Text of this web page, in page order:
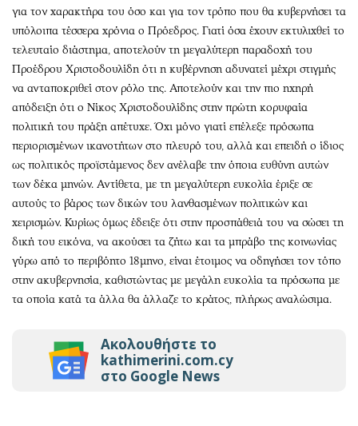
για τον χαρακτήρα του όσο και για τον τρόπο που θα κυβερνήσει τα
υπόλοιπα τέσσερα χρόνια ο Πρόεδρος. Γιατί όσα έχουν εκτυλιχθεί το
τελευταίο διάστημα, αποτελούν τη μεγαλύτερη παραδοχή του
Προέδρου Χριστοδουλίδη ότι η κυβέρνηση αδυνατεί μέχρι στιγμής
να ανταποκριθεί στον ρόλο της. Αποτελούν και την πιο ηχηρή
απόδειξη ότι ο Νίκος Χριστοδουλίδης στην πρώτη κορυφαία
πολιτική του πράξη απέτυχε. Όχι μόνο γιατί επέλεξε πρόσωπα
περιορισμένων ικανοτήτων στο πλευρό του, αλλά και επειδή ο ίδιος
ως πολιτικός προϊστάμενος δεν ανέλαβε την όποια ευθύνη αυτών
των δέκα μηνών. Αντίθετα, με τη μεγαλύτερη ευκολία έριξε σε
αυτούς το βάρος των δικών του λανθασμένων πολιτικών και
χειρισμών. Κυρίως όμως έδειξε ότι στην προσπάθειά του να σώσει τη
δική του εικόνα, να ακούσει τα ζήτω και τα μπράβο της κοινωνίας
γύρω από το περιβόητο 18μηνο, είναι έτοιμος να οδηγήσει τον τόπο
στην ακυβερνησία, καθιστώντας με μεγάλη ευκολία τα πρόσωπα με
τα οποία κατά τα άλλα θα άλλαζε το κράτος, πλήρως αναλώσιμα.
Ακολουθήστε το
kathimerini.com.cy
στο Google News